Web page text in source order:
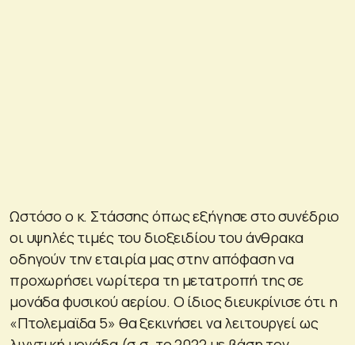
Ωστόσο ο κ. Στάσσης όπως εξήγησε στο συνέδριο
οι υψηλές τιμές του διοξειδίου του άνθρακα
οδηγούν την εταιρία μας στην απόφαση να
προχωρήσει νωρίτερα τη μετατροπή της σε
μονάδα φυσικού αερίου. Ο ίδιος διευκρίνισε ότι η
«Πτολεμαϊδα 5» θα ξεκινήσει να λειτουργεί ως